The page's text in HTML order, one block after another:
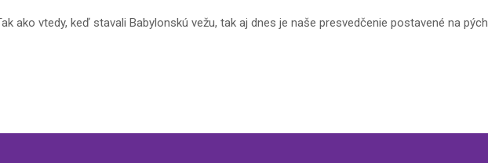
ako vtedy, keď stavali Babylonskú vežu, tak aj dnes je naše presvedčenie postavené na